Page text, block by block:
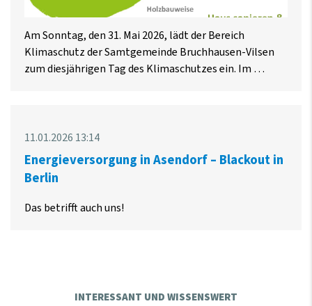
Am Sonntag, den 31. Mai 2026, lädt der Bereich
Klimaschutz der Samtgemeinde Bruchhausen-Vilsen
zum diesjährigen Tag des Klimaschutzes ein. Im …
11.01.2026 13:14
Energieversorgung in Asendorf – Blackout in
Berlin
Das betrifft auch uns!
INTERESSANT UND WISSENSWERT